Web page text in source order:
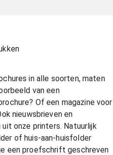
in alle soorten, maten
van een
Of een magazine voor
nieuwsbrieven en
onze printers. Natuurlijk
of huis-aan-huisfolder
een proefschrift geschreven